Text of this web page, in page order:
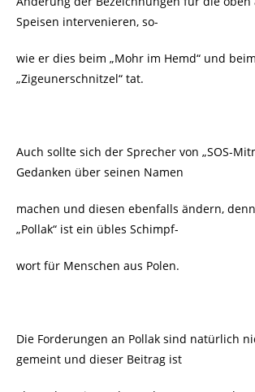
Speisen intervenieren, so-
wie er dies beim „Mohr im Hemd“ und beim
„Zigeunerschnitzel“ tat.
Auch sollte sich der Sprecher von „SOS-
Gedanken über seinen Namen
machen und diesen ebenfalls ändern,
„Pollak“ ist ein übles Schimpf-
wort für Menschen aus Polen.
Die Forderungen an Pollak sind natürlich
gemeint und dieser Beitrag ist